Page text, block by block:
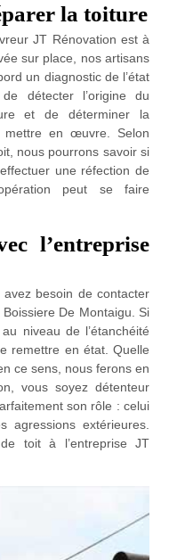
la toiture
JT Rénovation est à
sur place, nos artisans
un diagnostic de l’état
détecter l’origine du
et de déterminer la
mettre en œuvre. Selon
nous pourrons savoir si
une réfection de
peut se faire
l’entreprise
besoin de contacter
De Montaigu. Si
niveau de l’étanchéité
remettre en état. Quelle
ce sens, nous ferons en
vous soyez détenteur
son rôle : celui
agressions extérieures.
toit à l’entreprise JT